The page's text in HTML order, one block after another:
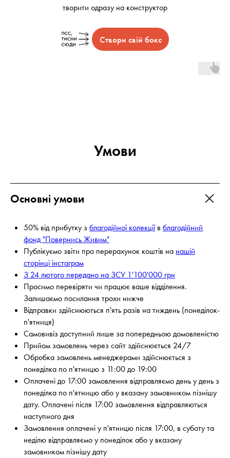
творити одразу на конструктор
Створи свій бокс
Умови
Основні умови
50% від прибутку з благодійної колекції вблагодійний
фонд "Повернись Живим"
Публікуємо звіти про перерахунок коштів на нашій
сторінці інстаграм
З 24 лютого передано на ЗСУ 1'100'000 грн
Просимо перевіряти чи працює ваше відділення.
Залишаємо посилання трохи нижче
Відправки здійснюються п'ять разів на тиждень (понеділок-
п'ятниця)
Самовивіз доступний лише за попередньою домовленістю
Прийом замовлень через сайт здійснюється 24/7
Обробка замовлень менеджерами здійснюється з
понеділка по п'ятницю з 11:00 до 19:00
Оплачені до 17:00 замовлення відправляємо день у день з
понеділка по п'ятницю або у вказану замовником пізнішу
дату. Оплачені після 17:00 замовлення відправляються
наступного дня
Замовлення оплачені у п'ятницю після 17:00, в суботу та
неділю відправляємо у понеділок або у вказану
замовником пізнішу дату